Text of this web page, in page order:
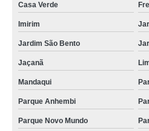
Casa Verde
Imirim
Jardim São Bento
Jaçanã
Mandaqui
Parque Anhembi
Parque Novo Mundo